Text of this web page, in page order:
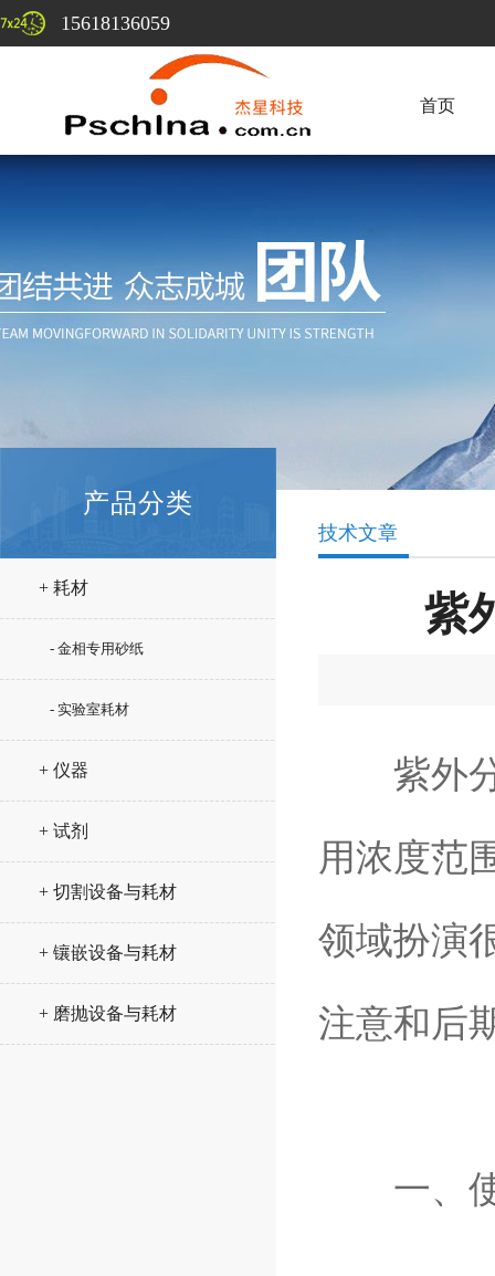
15618136059
首页
产品分类
+ 耗材
- 金相专用砂纸
- 实验室耗材
+ 仪器
+ 试剂
+ 切割设备与耗材
+ 镶嵌设备与耗材
+ 磨抛设备与耗材
技术文章
紫
紫外分
用浓度范
领域扮演
注意和后
一、使